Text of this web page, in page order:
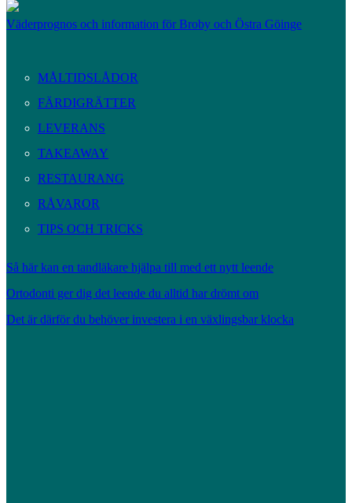
Väderprognos och information för Broby och Östra Göinge
MÅLTIDSLÅDOR
FÄRDIGRÄTTER
LEVERANS
TAKEAWAY
RESTAURANG
RÅVAROR
TIPS OCH TRICKS
Så här kan en tandläkare hjälpa till med ett nytt leende
Ortodonti ger dig det leende du alltid har drömt om
Det är därför du behöver investera i en växlingsbar klocka